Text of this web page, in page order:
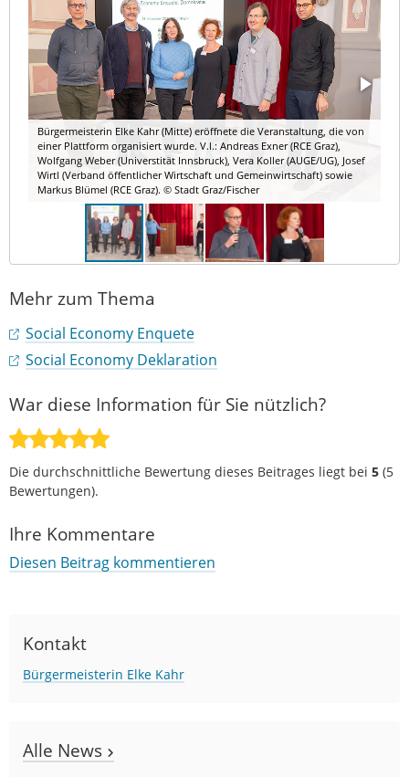
Bürgermeisterin Elke Kahr (Mitte) eröffnete die Veranstaltung, die von
einer Plattform organisiert wurde. V.l.: Andreas Exner (RCE Graz),
Wolfgang Weber (Universtität Innsbruck), Vera Koller (AUGE/UG), Josef
Wirtl (Verband öffentlicher Wirtschaft und Gemeinwirtschaft) sowie
Markus Blümel (RCE Graz). © Stadt Graz/Fischer
Mehr zum Thema
Social Economy Enquete
Social Economy Deklaration
War diese Information für Sie nützlich?
Die durchschnittliche Bewertung dieses Beitrages liegt bei 5 (5
Bewertungen).
Ihre Kommentare
Diesen Beitrag kommentieren
Kontakt
Bürgermeisterin Elke Kahr
Alle News